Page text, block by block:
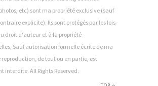
etc) sont ma propriété exclusive (sauf
explicite). Ils sont protégés par les lois
droit d'auteur et à la propriété
Sauf autorisation formelle écrite de ma
de tout ou en partie, est
interdite. All Rights Reserved.